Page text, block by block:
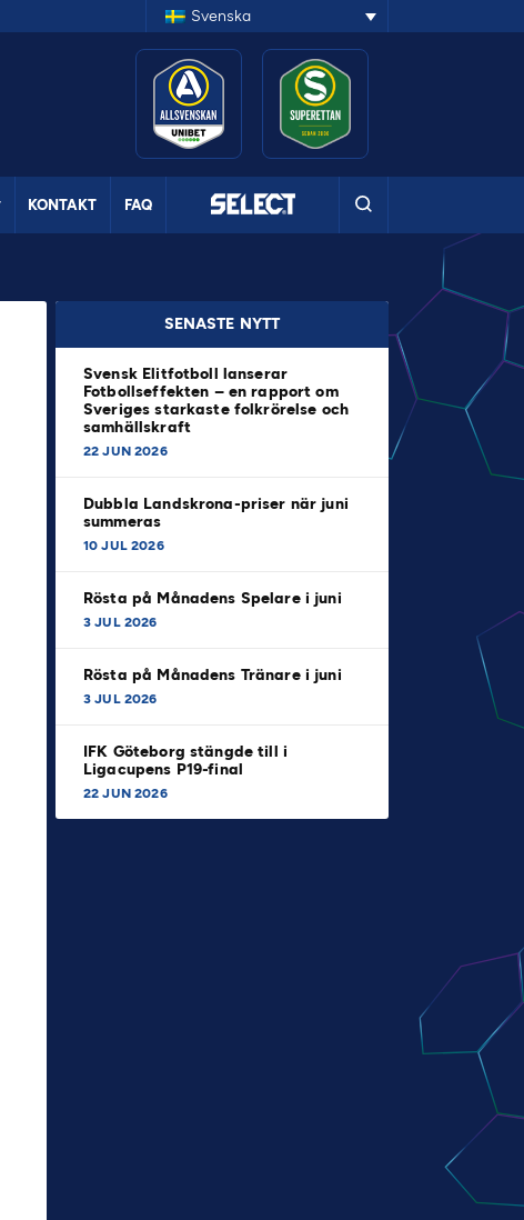
Svenska
KONTAKT FAQ
SENASTE NYTT
Svensk Elitfotboll lanserar
Fotbollseffekten – en rapport om
Sveriges starkaste folkrörelse och
samhällskraft
22 JUN 2026
Dubbla Landskrona-priser när juni
summeras
10 JUL 2026
Rösta på Månadens Spelare i juni
3 JUL 2026
Rösta på Månadens Tränare i juni
3 JUL 2026
IFK Göteborg stängde till i
Ligacupens P19-final
22 JUN 2026